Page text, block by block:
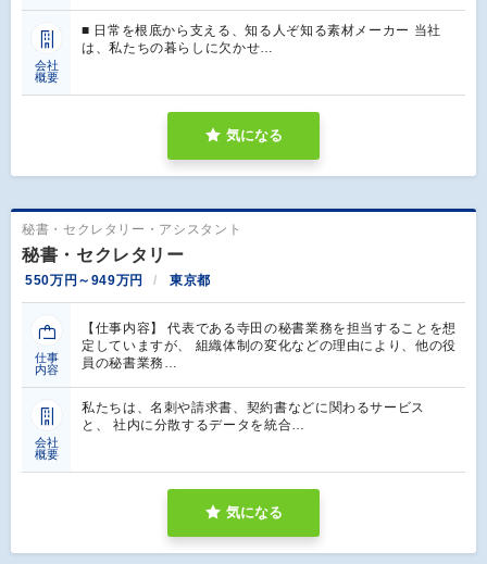
会社
概要
■ 日常を根底から支える、知る人ぞ知る素材メーカー 当社
は、私たちの暮らしに欠かせ…
気になる
秘書・セクレタリー・アシスタント
秘書・セクレタリー
550万円～949万円 東京都
仕事
内容
【仕事内容】 代表である寺田の秘書業務を担当することを想
定していますが、 組織体制の変化などの理由により、他の役
員の秘書業務…
会社
概要
私たちは、名刺や請求書、契約書などに関わるサービス
と、 社内に分散するデータを統合…
気になる